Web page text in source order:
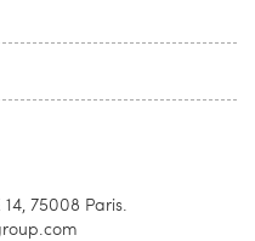
14, 75008 Paris.